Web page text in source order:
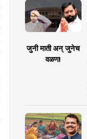
जुनी माती अन् जुनेच
वळण!